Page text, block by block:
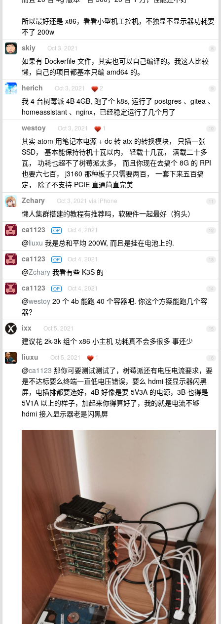
所以最好还是 x86，看看小型机工控机，不独显不显示器功耗要
不了 200w
8
skiy Oct 3, 2021
如果有 Dockerfile 文件，其实也可以自己编译的。我这人比较
懒，自己的项目都基本只编 amd64 的。
9
herich Oct 3, 2021 2
我 4 台树莓派 4B 4GB, 跑了个 k8s, 运行了 postgres 、gitea 、
homeassistant 、nginx，已经稳定运行了几个月了
10
westoy Oct 3, 2021 1
其实 atom 用笔记本电源 + dc 转 atx 的转换模块， 只插一张
SSD， 基本能保持待机十瓦以内， 轻载十几瓦， 满载二十多
瓦， 功耗也超不了树莓派太多， 而且你现在去搞个 8G 的 RPI
也要六七百， j3160 那种板子只需要两百， 一套下来五百搞
定， 除了不支持 PCIE 直通简直完美
11
Zchary Oct 3, 2021 via iPhone
懒人集群搭建的教程有推荐吗，软硬件一起最好（狗头）
12
ca1123 OP Oct 4, 2021
@liuxu 我是总和平均 200W, 而且是挂在电池上的.
13
ca1123 OP Oct 4, 2021
@Zchary 我看有些 K3S 的
14
ca1123 OP Oct 4, 2021
@westoy 20 个 4b 能跑 40 个容器吧. 你这个方案能跑几个容
器?
15
ixx Oct 5, 2021
建议花 2k-3k 组个 x86 小主机 功耗真不会多很多 事还少
16
liuxu Oct 5, 2021 1
@ca1123 那你可要测试测试了，树莓派还有电压电流要求，要
是不达标要么终端一直低电压错误，要么 hdmi 接显示器闪黑
屏，电插排都要选好，4B 好像是要 5V3A 的电源，3B 也得是
5V1A 以上的样子，加起来你得算好了，我的就是电流不够
hdmi 接入显示器老是闪黑屏